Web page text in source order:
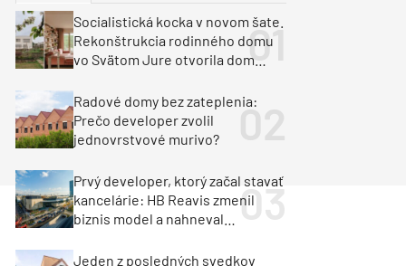
Klimatizácia a vetranie
Milan Murcka
Socialistická kocka v novom šate.
Rekonštrukcia rodinného domu
vo Svätom Jure otvorila dom
Radové domy bez zateplenia:
Prečo developer zvolil
jednovrstvové murivo?
Prvý developer, ktorý začal stavať
kancelárie: HB Reavis zmenil
biznis model a nahneval
Jeden z posledných svedkov